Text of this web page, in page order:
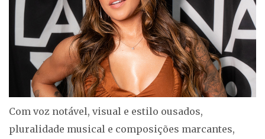
Com voz notável, visual e estilo ousados,
pluralidade musical e composições marcantes,